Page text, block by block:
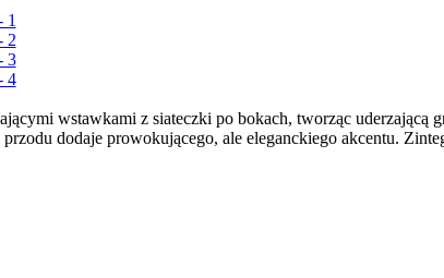
wstawkami z siateczki po bokach, tworząc uderzającą
dodaje prowokującego, ale eleganckiego akcentu.